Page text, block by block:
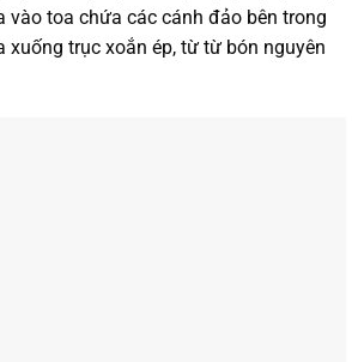
vào toa chứa các cánh đảo bên trong
xuống trục xoắn ép, từ từ bón nguyên